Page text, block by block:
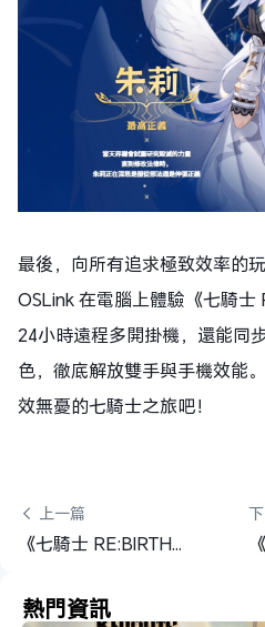
最後，向所有追求極致效率的
OSLink 在電腦上體驗《七騎士
24小時遠程多開掛機，還能同
色，徹底解放雙手與手機效能
效無憂的七騎士之旅吧！
上一篇
《七騎士 RE:BIRTH》PVE配隊攻略
熱門資訊